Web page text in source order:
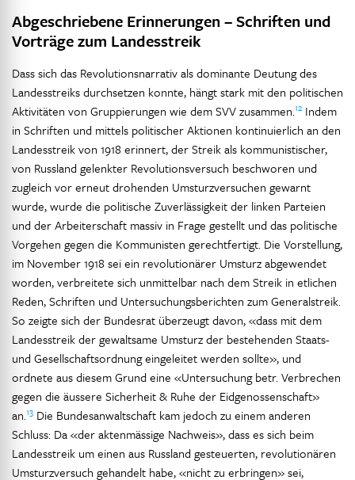
Abgeschriebene Erinnerungen – Schriften und
Vorträge zum Landesstreik
Dass sich das Revolutionsnarrativ als dominante Deutung des
Landesstreiks durchsetzen konnte, hängt stark mit den politischen
Aktivitäten von Gruppierungen wie dem SVV zusammen.12 Indem
in Schriften und mittels politischer Aktionen kontinuierlich an den
Landesstreik von 1918 erinnert, der Streik als kommunistischer,
von Russland gelenkter Revolutionsversuch beschworen und
zugleich vor erneut drohenden Umsturzversuchen gewarnt
wurde, wurde die politische Zuverlässigkeit der linken Parteien
und der Arbeiterschaft massiv in Frage gestellt und das politische
Vorgehen gegen die Kommunisten gerechtfertigt. Die Vorstellung,
im November 1918 sei ein revolutionärer Umsturz abgewendet
worden, verbreitete sich unmittelbar nach dem Streik in etlichen
Reden, Schriften und Untersuchungsberichten zum Generalstreik.
So zeigte sich der Bundesrat überzeugt davon, «dass mit dem
Landesstreik der gewaltsame Umsturz der bestehenden Staats-
und Gesellschaftsordnung eingeleitet werden sollte», und
ordnete aus diesem Grund eine «Untersuchung betr. Verbrechen
gegen die äussere Sicherheit & Ruhe der Eidgenossenschaft»
an.13 Die Bundesanwaltschaft kam jedoch zu einem anderen
Schluss: Da «der aktenmässige Nachweis», dass es sich beim
Landesstreik um einen aus Russland gesteuerten, revolutionären
Umsturzversuch gehandelt habe, «nicht zu erbringen» sei,